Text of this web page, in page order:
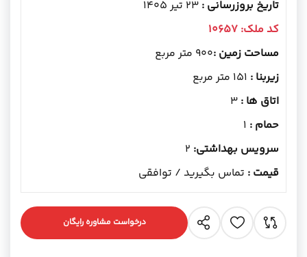
تاریخ بروزرسانی : 23 تیر 1405
کد ملک:
مساحت زمین :900 متر مربع
زیربنا : 151 متر مربع
اتاق ها : 3
حمام : 1
سرویس بهداشتی: 2
قیمت : تماس بگیرید / توافقی
درخواست مشاوره رایگان